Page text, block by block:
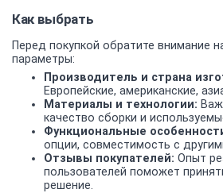
Как выбрать
Перед покупкой обратите внимание
параметры:
Производитель и страна
Европейские, американские,
Материалы и технологии:
качество сборки и
Функциональные
опции, совместимость с
Отзывы покупателей: Опыт
пользователей поможет
решение.